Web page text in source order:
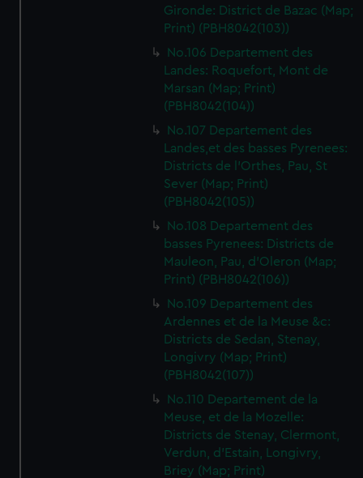
Gironde: District de Bazac (Map;
Print) (PBH8042(103))
No.106 Departement des
Landes: Roquefort, Mont de
Marsan (Map; Print)
(PBH8042(104))
No.107 Departement des
Landes,et des basses Pyrenees:
Districts de l'Orthes, Pau, St
Sever (Map; Print)
(PBH8042(105))
No.108 Departement des
basses Pyrenees: Districts de
Mauleon, Pau, d'Oleron (Map;
Print) (PBH8042(106))
No.109 Departement des
Ardennes et de la Meuse &c:
Districts de Sedan, Stenay,
Longivry (Map; Print)
(PBH8042(107))
No.110 Departement de la
Meuse, et de la Mozelle:
Districts de Stenay, Clermont,
Verdun, d'Estain, Longivry,
Briey (Map; Print)